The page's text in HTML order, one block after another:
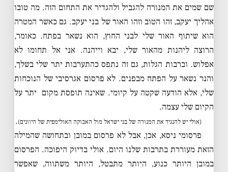
שם שמים את המנורה להגביל ולהגדיר את התחום הזה. מה טובו
אהליך יעקב, זהו הטוב וזהו האור של בני יעקב. גם כאשר המטרה
הוא שיתוף האור שלי לבני החוץ, הוא נשאר בפתח. כאומר,
הרוצה ליהנות מהאור שלי, יבא וייהנה. אני אל תחומו לא
אפלוש. וברבות הגלות, גם זה נתפס כהתערבות יתר שלי בשלך,
והנר נשאר על הפתח מבפנים. לא פרסום אגרסיבי של הנוכחות
שלי, אלא הודעה שקטה על קיומי. שאינה תופסת מקום יתר על
הקיום שלי עצמה.
(אולי יש להנגיד את המנורה של בני ישראל מול האבוקה האולימפית של היוונים).
פרסומי ניסא, אכן, אבל לא פרסום במובן ובתחושה שהמילה
הזאת מעוררת בתרבות שלנו היום. אולי בדיוק היפוכה. הפרסום
במובן היותר כנוע, היותר מתבטל, היותר משתווה, שאפשר